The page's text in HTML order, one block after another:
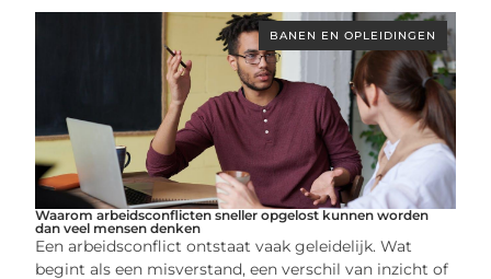
BANEN EN OPLEIDINGEN
Waarom arbeidsconflicten sneller opgelost kunnen worden
dan veel mensen denken
Een arbeidsconflict ontstaat vaak geleidelijk. Wat
begint als een misverstand, een verschil van inzicht of